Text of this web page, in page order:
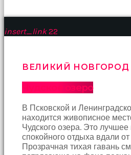
kızların
boşalarak
porno
yakın
arkadaş
birbirlerine
teşekkür
ederek
bunu
insert_link 22
ВЕЛИКИЙ НОВГОРОД
Чудское озеро
В Псковской и
находится живописное
Чудского озера. Это
спокойного отдыха вдали
Прозрачная тихая гавань